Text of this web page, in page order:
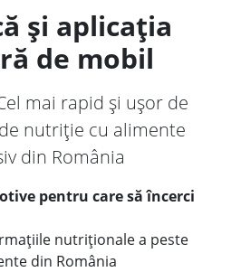
și aplicația
de mobil
mai rapid și ușor de
nutriție cu alimente
din România
pentru care să încerci
nutriționale a peste
din România